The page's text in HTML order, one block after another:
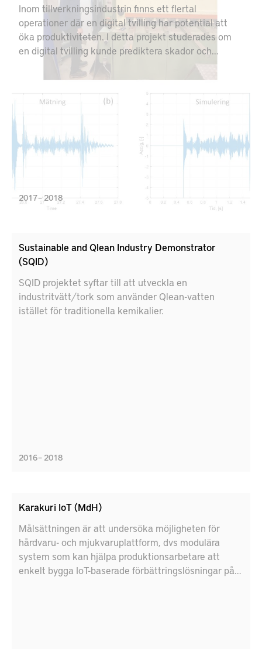
Inom tillverkningsindustrin finns ett flertal
operationer där en digital tvilling har potential att
öka produktiviteten. I detta projekt studerades om
en digital tvilling kunde prediktera skador och
degradering av en klippmaskin på SSAB. Projektet
gav goda resultat och vi planerar att gå vidare med
nya projekt.
2017 – 2018
Sustainable and Qlean Industry Demonstrator
(SQID)
SQID projektet syftar till att utveckla en
industritvätt/tork som använder Qlean-vatten
istället för traditionella kemikalier.
2016 – 2018
Karakuri IoT (MdH)
Målsättningen är att undersöka möjligheten för
hårdvaru- och mjukvaruplattform, dvs modulära
system som kan hjälpa produktionsarbetare att
enkelt bygga IoT-baserade förbättringslösningar på